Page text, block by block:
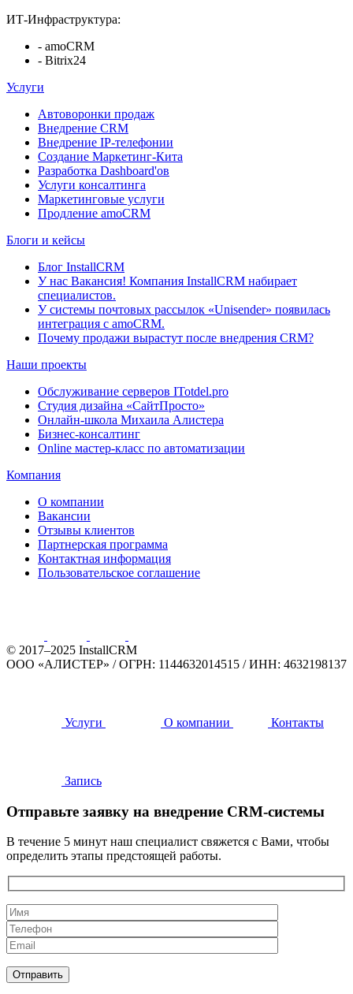
ИТ-Инфраструктура:
- amoCRM
- Bitrix24
Услуги
Автоворонки продаж
Внедрение CRM
Внедрение IP-телефонии
Создание Маркетинг-Кита
Разработка Dashboard'ов
Услуги консалтинга
Маркетинговые услуги
Продление amoCRM
Блоги и кейсы
Блог InstallCRM
У нас Вакансия! Компания InstallCRM набирает
специалистов.
У системы почтовых рассылок «Unisender» появилась
интеграция с amoCRM.
Почему продажи вырастут после внедрения CRM?
Наши проекты
Обслуживание серверов ITotdel.pro
Студия дизайна «СайтПросто»
Онлайн-школа Михаила Алистера
Бизнес-консалтинг
Online мастер-класс по автоматизации
Компания
О компании
Вакансии
Отзывы клиентов
Партнерская программа
Контактная информация
Пользовательское соглашение
© 2017–2025 InstallCRM
ООО «АЛИСТЕР» /ОГРН: 1144632014515 /ИНН: 4632198137
Услуги О компании Контакты
Запись
Отправьте заявку на внедрение CRM-системы
В течение 5 минут наш специалист свяжется с Вами, чтобы
определить этапы предстоящей работы.